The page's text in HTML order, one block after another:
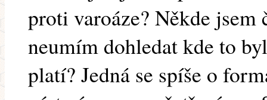
proti varoáze? Někde
neumím dohledat kde to
platí? Jedná se spíše o